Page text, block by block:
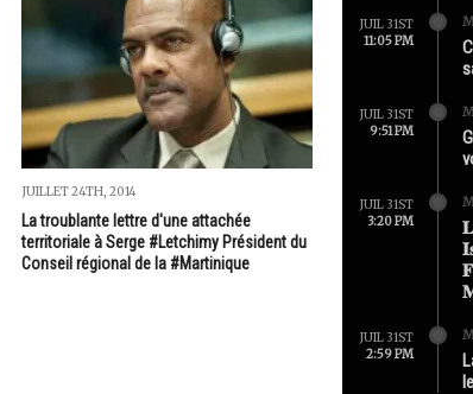
JUILLET 24TH, 2014
La troublante lettre d'une attachée
territoriale à Serge #Letchimy Président du
Conseil régional de la #Martinique
JUIL 31ST
11:05 PM
JUIL 31ST
9:51 PM
JUIL 31ST
3:20 PM
JUIL 31ST
2:59 PM